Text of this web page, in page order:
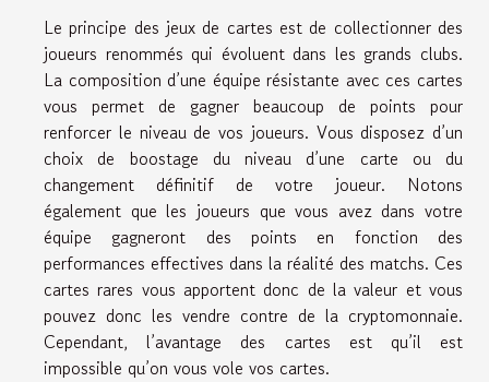
Le principe des jeux de cartes est de collectionner des
joueurs renommés qui évoluent dans les grands clubs.
La composition d’une équipe résistante avec ces cartes
vous permet de gagner beaucoup de points pour
renforcer le niveau de vos joueurs. Vous disposez d’un
choix de boostage du niveau d’une carte ou du
changement définitif de votre joueur. Notons
également que les joueurs que vous avez dans votre
équipe gagneront des points en fonction des
performances effectives dans la réalité des matchs. Ces
cartes rares vous apportent donc de la valeur et vous
pouvez donc les vendre contre de la cryptomonnaie.
Cependant, l’avantage des cartes est qu’il est
impossible qu’on vous vole vos cartes.